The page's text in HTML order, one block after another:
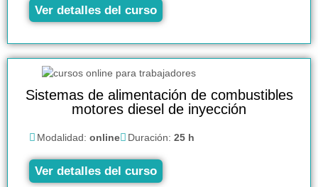
Ver detalles del curso
Sistemas de alimentación de combustibles
motores diesel de inyección
Modalidad: online Duración: 25 h
Ver detalles del curso